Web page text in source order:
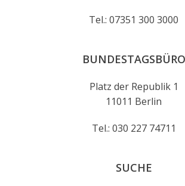
Tel.: 07351 300 3000
BUNDESTAGSBÜRO
Platz der Republik 1
11011 Berlin
Tel.: 030 227 74711
SUCHE